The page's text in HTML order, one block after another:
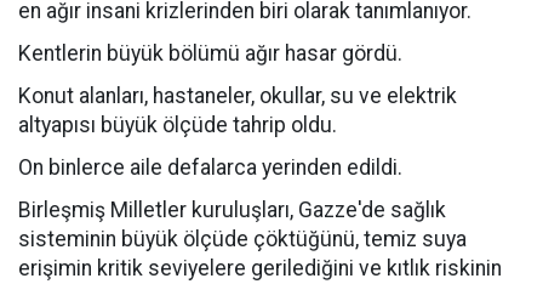
en ağır insani krizlerinden biri olarak tanımlanıyor.
Kentlerin büyük bölümü ağır hasar gördü.
Konut alanları, hastaneler, okullar, su ve elektrik
altyapısı büyük ölçüde tahrip oldu.
On binlerce aile defalarca yerinden edildi.
Birleşmiş Milletler kuruluşları, Gazze'de sağlık
sisteminin büyük ölçüde çöktüğünü, temiz suya
erişimin kritik seviyelere gerilediğini ve kıtlık riskinin